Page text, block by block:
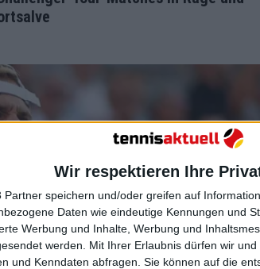
Wir respektieren Ihre
Partner speichern und/oder greifen auf
Daten wie eindeutige Kennungen und
Werbung und Inhalte, Werbung und
werden.
Mit Ihrer Erlaubnis dürfen wir
und Kenndaten abfragen. Sie können auf die